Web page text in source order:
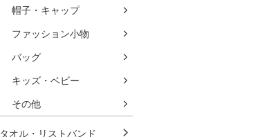
帽子・キャップ
ファッション小物
バッグ
キッズ・ベビー
その他
タオル・リストバンド